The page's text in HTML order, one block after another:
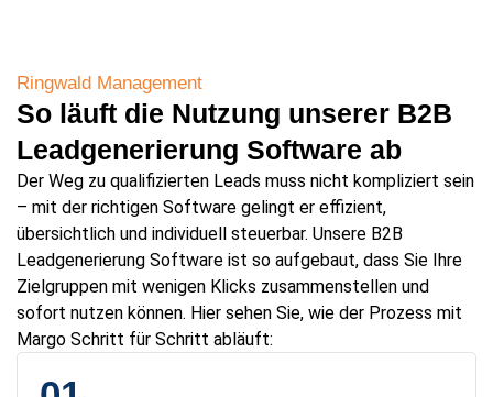
Ringwald Management
So läuft die Nutzung unserer B2B
Leadgenerierung Software ab
Der Weg zu qualifizierten Leads muss nicht kompliziert sein
– mit der richtigen Software gelingt er effizient,
übersichtlich und individuell steuerbar. Unsere B2B
Leadgenerierung Software ist so aufgebaut, dass Sie Ihre
Zielgruppen mit wenigen Klicks zusammenstellen und
sofort nutzen können. Hier sehen Sie, wie der Prozess mit
Margo Schritt für Schritt abläuft: